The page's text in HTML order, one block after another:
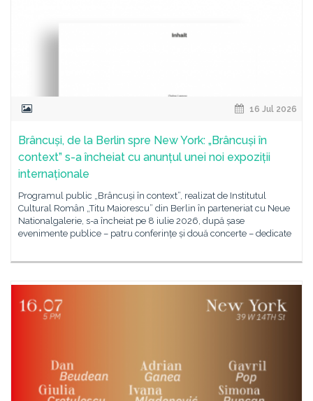
16 Jul 2026
Brâncuși, de la Berlin spre New York: „Brâncuși în
context” s-a încheiat cu anunțul unei noi expoziții
internaționale
Programul public „Brâncuși în context”, realizat de Institutul
Cultural Român „Titu Maiorescu” din Berlin în parteneriat cu Neue
Nationalgalerie, s-a încheiat pe 8 iulie 2026, după șase
evenimente publice – patru conferințe și două concerte – dedicate